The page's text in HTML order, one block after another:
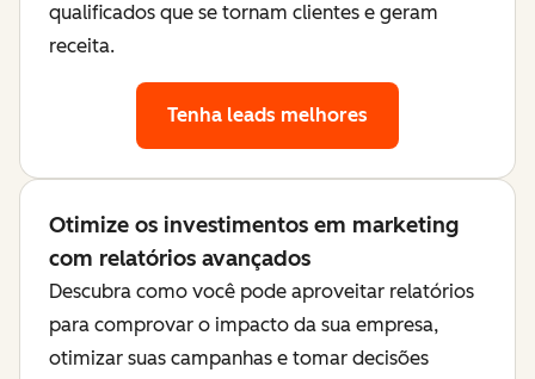
qualificados que se tornam clientes e geram
receita.
Tenha leads melhores
Otimize os investimentos em marketing
com relatórios avançados
Descubra como você pode aproveitar relatórios
para comprovar o impacto da sua empresa,
otimizar suas campanhas e tomar decisões